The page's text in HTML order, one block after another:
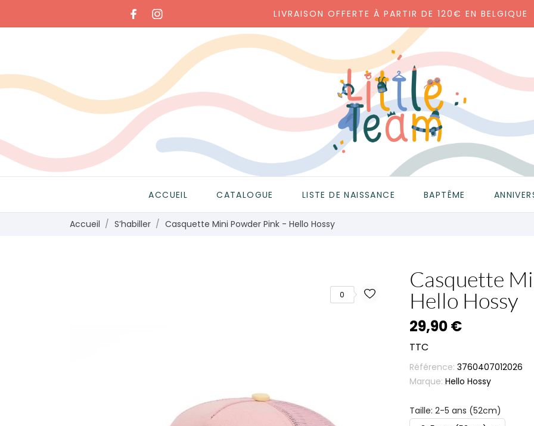
LIVRAISON OFFERTE À PARTIR DE 120€ EN BELGIQUE
ACCUEIL CATALOGUE LISTE DE NAISSANCE BAPTÊME
Accueil S’habiller Casquette Mini Powder Pink - Hello Hossy
0
Casquette
Hello Hossy
29,90 €
TTC
Référence: 3760407012026
Marque: Hello Hossy
Taille: 2-5 ans (52cm)